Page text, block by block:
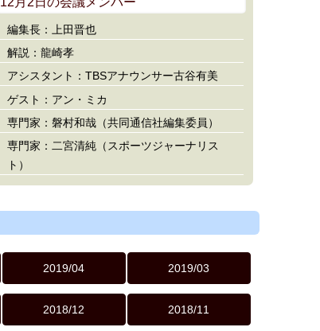
編集長：上田晋也
解説：龍崎孝
アシスタント：TBSアナウンサー古谷有美
ゲスト：アン・ミカ
専門家：磐村和哉（共同通信社編集委員）
専門家：二宮清純（スポーツジャーナリス
ト）
2019/04 2019/03
2018/12 2018/11